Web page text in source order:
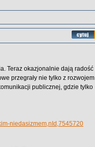
Teraz okazjonalnie dają radość
przegrały nie tylko z rozwojem
publicznej, gdzie tylko
niedasizmem,nId,7545720